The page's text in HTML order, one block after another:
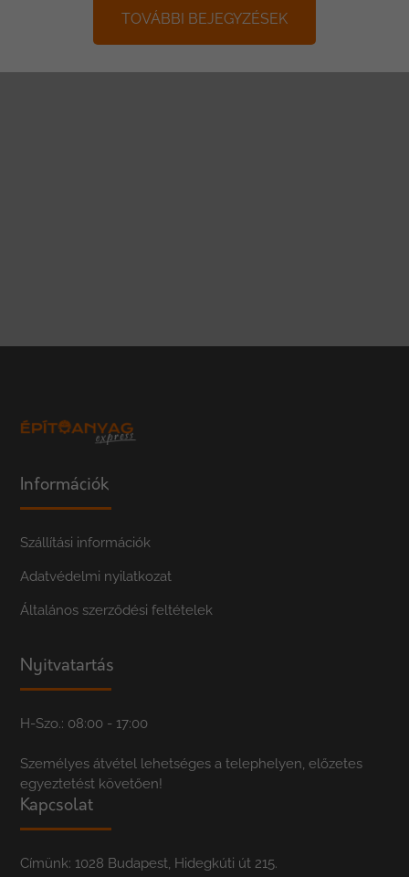
TOVÁBBI BEJEGYZÉSEK
Információk
Szállítási információk
Adatvédelmi nyilatkozat
Általános szerződési feltételek
Nyitvatartás
H-Szo.: 08:00 - 17:00
Személyes átvétel lehetséges a telephelyen, előzetes
egyeztetést követően!
Kapcsolat
Címünk: 1028 Budapest, Hidegkúti út 215.